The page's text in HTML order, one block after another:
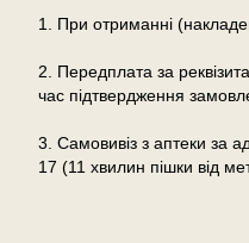
1. При отриманні
2. Передплата за
час підтвердження
3. Самовивіз з аптеки за
17 (11 хвилин пішки від